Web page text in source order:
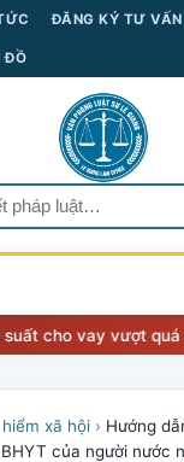
ĐĂNG KÝ TƯ VẤN
ĐỒ
vượt quá quy định
hiểm xã hội › Hướng
của người nước